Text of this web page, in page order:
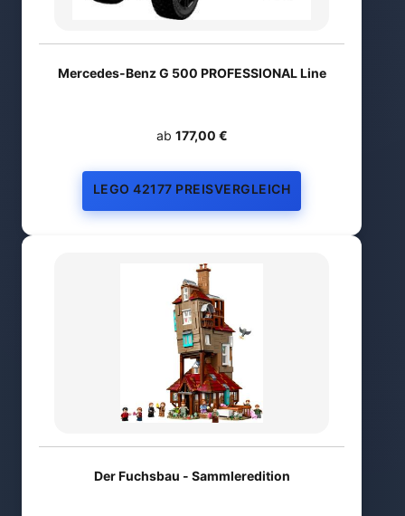
Mercedes-Benz G 500 PROFESSIONAL Line
ab 177,00 €
LEGO 42177 PREISVERGLEICH
Der Fuchsbau - Sammleredition